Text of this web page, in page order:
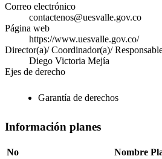
Correo electrónico
contactenos@uesvalle.gov.co
Página web
https://www.uesvalle.gov.co/
Director(a)/ Coordinador(a)/
Diego Victoria Mejía
Ejes de derecho
Garantía de derechos
Información planes
No Nombre